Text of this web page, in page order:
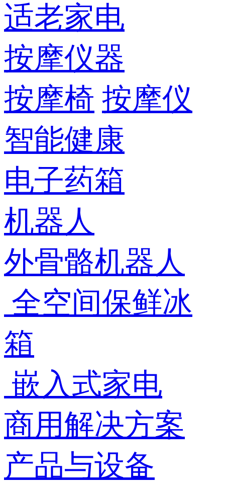
适老家电
按摩仪器
按摩椅 按摩仪
智能健康
电子药箱
机器人
外骨骼机器人
全空间保鲜冰
箱
嵌入式家电
商用解决方案
产品与设备